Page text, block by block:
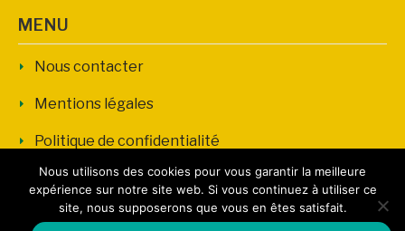
MENU
Nous contacter
Mentions légales
Politique de confidentialité
Nous utilisons des cookies pour vous garantir la meilleure
expérience sur notre site web. Si vous continuez à utiliser ce
site, nous supposerons que vous en êtes satisfait.